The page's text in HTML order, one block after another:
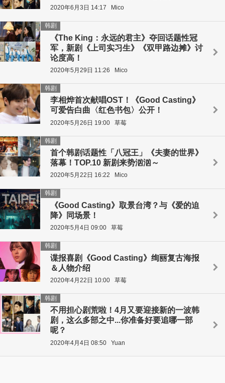
2020年6月3日 14:17 Mico
《The King：永远的君主》夺回话题性冠
军，新剧《上司实习生》《双甲路边摊》讨
论度高！
韩剧
2020年5月29日 11:26 Mico
李相烨首次献唱OST！《Good Casting》
可爱告白曲〈红色书包〉公开！
韩剧
2020年5月26日 19:00 草莓
首个韩剧话题性「八冠王」《夫妻的世界》
落幕！TOP.10 新剧来势汹汹～
韩剧
2020年5月22日 16:22 Mico
《Good Casting》取景台湾？与《爱的迫
降》同场景！
韩剧
2020年5月4日 09:00 草莓
谍报喜剧《Good Casting》绚丽复古海报
＆人物介绍
韩剧
2020年4月22日 10:00 草莓
不用担心剧荒啦！4月又要迎接新的一波韩
剧，这么多部之中...你准备好要追哪一部
呢？
韩剧
2020年4月4日 08:50 Yuan